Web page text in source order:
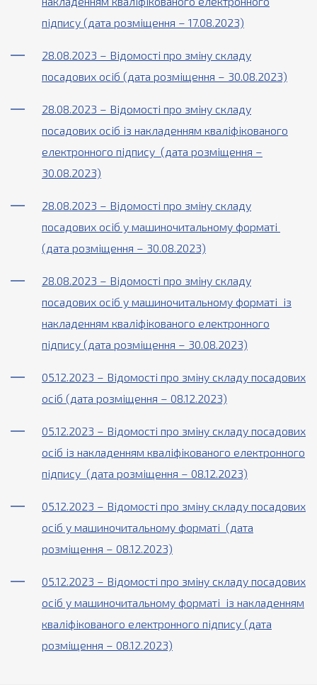
підпису (дата розміщення – 17.08.2023)
28.08.2023 – Відомості про зміну складу
посадових осіб (дата розміщення – 30.08.2023)
28.08.2023 – Відомості про зміну складу
посадових осіб із накладенням кваліфікованого
електронного підпису (дата розміщення –
30.08.2023)
28.08.2023 – Відомості про зміну складу
посадових осіб у машиночитальному форматі
(дата розміщення – 30.08.2023)
28.08.2023 – Відомості про зміну складу
посадових осіб у машиночитальному форматі із
накладенням кваліфікованого електронного
підпису (дата розміщення – 30.08.2023)
05.12.2023 – Відомості про зміну складу посадових
осіб (дата розміщення – 08.12.2023)
05.12.2023 – Відомості про зміну складу посадових
осіб із накладенням кваліфікованого електронного
підпису (дата розміщення – 08.12.2023)
05.12.2023 – Відомості про зміну складу посадових
осіб у машиночитальному форматі (дата
розміщення – 08.12.2023)
05.12.2023 – Відомості про зміну складу посадових
осіб у машиночитальному форматі із накладенням
кваліфікованого електронного підпису (дата
розміщення – 08.12.2023)